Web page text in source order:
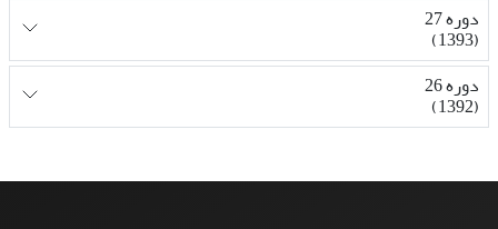
دوره 27
(1393)
دوره 26
(1392)